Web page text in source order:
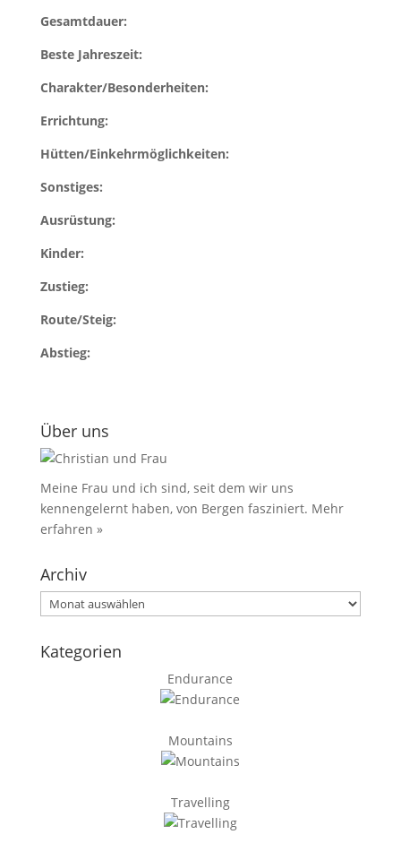
Gesamtdauer:
Beste Jahreszeit:
Charakter/Besonderheiten:
Errichtung:
Hütten/Einkehrmöglichkeiten:
Sonstiges:
Ausrüstung:
Kinder:
Zustieg:
Route/Steig:
Abstieg:
Über uns
Meine Frau und ich sind, seit dem wir uns
kennengelernt haben, von Bergen fasziniert. Mehr
erfahren »
Archiv
Archiv
Kategorien
Endurance
Mountains
Travelling